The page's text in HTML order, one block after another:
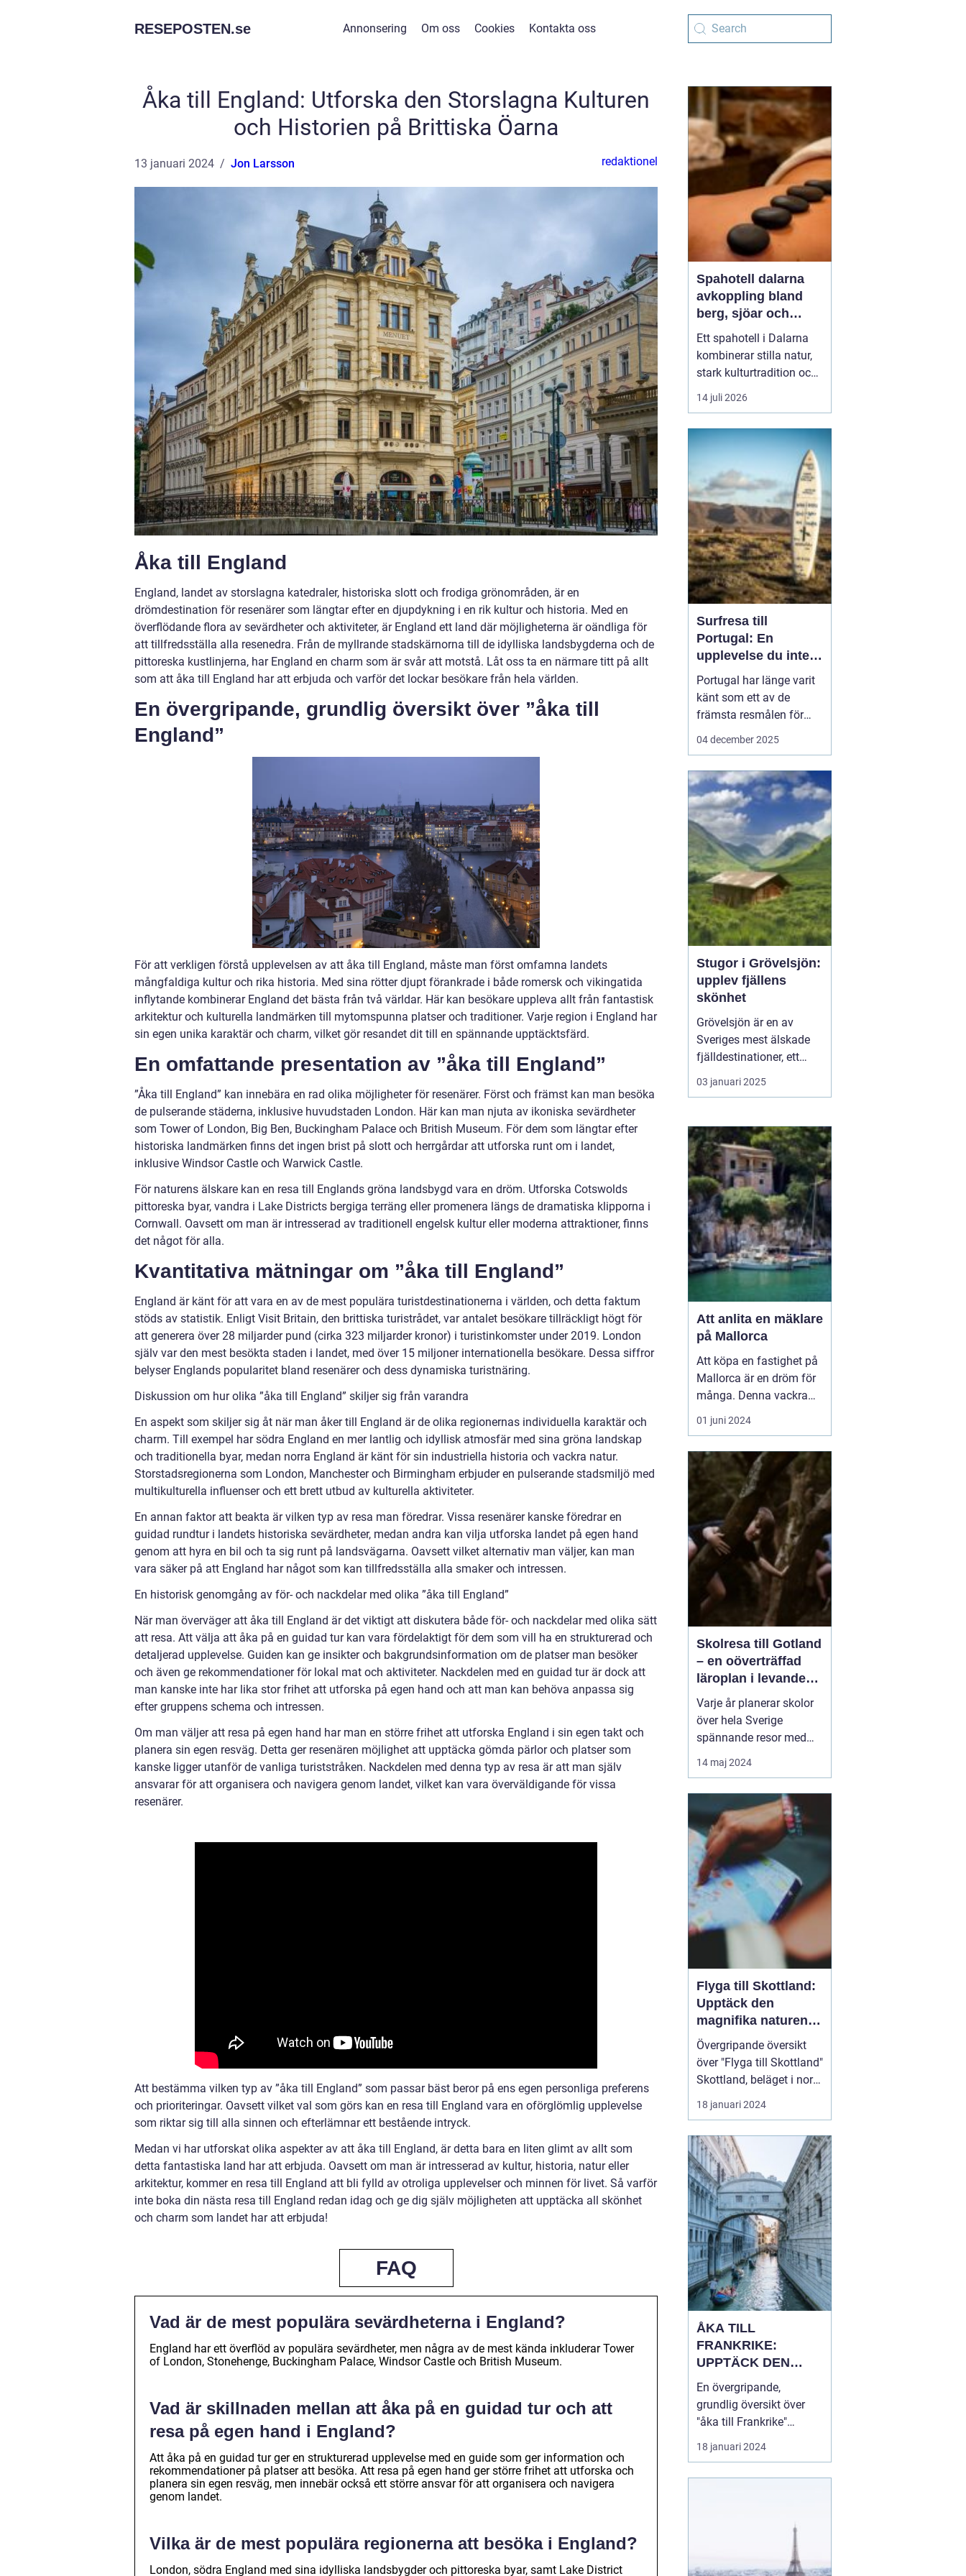
RESEPOSTEN.se Annonsering Om oss Cookies Kontakta oss
Åka till England: Utforska den Storslagna Kulturen
och Historien på Brittiska Öarna
13 januari 2024 Jon Larsson redaktionel
Åka till England
England, landet av storslagna katedraler, historiska slott och frodiga grönområden, är en
drömdestination för resenärer som längtar efter en djupdykning i en rik kultur och historia. Med en
överflödande flora av sevärdheter och aktiviteter, är England ett land där möjligheterna är oändliga för
att tillfredsställa alla resenedra. Från de myllrande stadskärnorna till de idylliska landsbygderna och de
pittoreska kustlinjerna, har England en charm som är svår att motstå. Låt oss ta en närmare titt på allt
som att åka till England har att erbjuda och varför det lockar besökare från hela världen.
En övergripande, grundlig översikt över ”åka till
England”
För att verkligen förstå upplevelsen av att åka till England, måste man först omfamna landets
mångfaldiga kultur och rika historia. Med sina rötter djupt förankrade i både romersk och vikingatida
inflytande kombinerar England det bästa från två världar. Här kan besökare uppleva allt från fantastisk
arkitektur och kulturella landmärken till mytomspunna platser och traditioner. Varje region i England har
sin egen unika karaktär och charm, vilket gör resandet dit till en spännande upptäcktsfärd.
En omfattande presentation av ”åka till England”
”Åka till England” kan innebära en rad olika möjligheter för resenärer. Först och främst kan man besöka
de pulserande städerna, inklusive huvudstaden London. Här kan man njuta av ikoniska sevärdheter
som Tower of London, Big Ben, Buckingham Palace och British Museum. För dem som längtar efter
historiska landmärken finns det ingen brist på slott och herrgårdar att utforska runt om i landet,
inklusive Windsor Castle och Warwick Castle.
För naturens älskare kan en resa till Englands gröna landsbygd vara en dröm. Utforska Cotswolds
pittoreska byar, vandra i Lake Districts bergiga terräng eller promenera längs de dramatiska klipporna i
Cornwall. Oavsett om man är intresserad av traditionell engelsk kultur eller moderna attraktioner, finns
det något för alla.
Kvantitativa mätningar om ”åka till England”
England är känt för att vara en av de mest populära turistdestinationerna i världen, och detta faktum
stöds av statistik. Enligt Visit Britain, den brittiska turistrådet, var antalet besökare tillräckligt högt för
att generera över 28 miljarder pund (cirka 323 miljarder kronor) i turistinkomster under 2019. London
själv var den mest besökta staden i landet, med över 15 miljoner internationella besökare. Dessa siffror
belyser Englands popularitet bland resenärer och dess dynamiska turistnäring.
Diskussion om hur olika ”åka till England” skiljer sig från varandra
En aspekt som skiljer sig åt när man åker till England är de olika regionernas individuella karaktär och
charm. Till exempel har södra England en mer lantlig och idyllisk atmosfär med sina gröna landskap
och traditionella byar, medan norra England är känt för sin industriella historia och vackra natur.
Storstadsregionerna som London, Manchester och Birmingham erbjuder en pulserande stadsmiljö med
multikulturella influenser och ett brett utbud av kulturella aktiviteter.
En annan faktor att beakta är vilken typ av resa man föredrar. Vissa resenärer kanske föredrar en
guidad rundtur i landets historiska sevärdheter, medan andra kan vilja utforska landet på egen hand
genom att hyra en bil och ta sig runt på landsvägarna. Oavsett vilket alternativ man väljer, kan man
vara säker på att England har något som kan tillfredsställa alla smaker och intressen.
En historisk genomgång av för- och nackdelar med olika ”åka till England”
När man överväger att åka till England är det viktigt att diskutera både för- och nackdelar med olika sätt
att resa. Att välja att åka på en guidad tur kan vara fördelaktigt för dem som vill ha en strukturerad och
detaljerad upplevelse. Guiden kan ge insikter och bakgrundsinformation om de platser man besöker
och även ge rekommendationer för lokal mat och aktiviteter. Nackdelen med en guidad tur är dock att
man kanske inte har lika stor frihet att utforska på egen hand och att man kan behöva anpassa sig
efter gruppens schema och intressen.
Om man väljer att resa på egen hand har man en större frihet att utforska England i sin egen takt och
planera sin egen resväg. Detta ger resenären möjlighet att upptäcka gömda pärlor och platser som
kanske ligger utanför de vanliga turiststråken. Nackdelen med denna typ av resa är att man själv
ansvarar för att organisera och navigera genom landet, vilket kan vara överväldigande för vissa
resenärer.
Att bestämma vilken typ av ”åka till England” som passar bäst beror på ens egen personliga preferens
och prioriteringar. Oavsett vilket val som görs kan en resa till England vara en oförglömlig upplevelse
som riktar sig till alla sinnen och efterlämnar ett bestående intryck.
Medan vi har utforskat olika aspekter av att åka till England, är detta bara en liten glimt av allt som
detta fantastiska land har att erbjuda. Oavsett om man är intresserad av kultur, historia, natur eller
arkitektur, kommer en resa till England att bli fylld av otroliga upplevelser och minnen för livet. Så varför
inte boka din nästa resa till England redan idag och ge dig själv möjligheten att upptäcka all skönhet
och charm som landet har att erbjuda!
FAQ
Vad är de mest populära sevärdheterna i England?
England har ett överflöd av populära sevärdheter, men några av de mest kända inkluderar Tower
of London, Stonehenge, Buckingham Palace, Windsor Castle och British Museum.
Vad är skillnaden mellan att åka på en guidad tur och att
resa på egen hand i England?
Att åka på en guidad tur ger en strukturerad upplevelse med en guide som ger information och
rekommendationer på platser att besöka. Att resa på egen hand ger större frihet att utforska och
planera sin egen resväg, men innebär också ett större ansvar för att organisera och navigera
genom landet.
Vilka är de mest populära regionerna att besöka i England?
London, södra England med sina idylliska landsbygder och pittoreska byar, samt Lake District
Spahotell dalarna
avkoppling bland
berg, sjöar och
historia
Ett spahotell i Dalarna
kombinerar stilla natur,
stark kulturtradition och
omtänksam service.
Många som reser hit
varmt bad. De vill andas
ut, sova gott, äta
vällagad mat och
samtidigt känna en
tydlig känsla av plats
doften av ...
14 juli 2026
Surfresa till
Portugal: En
upplevelse du inte
vill missa
Portugal har länge varit
känt som ett av de
främsta resmålen för
surfentusiaster. Landets
klimat och en
avslappnad atmosfär,
vilket gör det till en
idealisk ...
04 december 2025
Stugor i Grövelsjön:
upplev fjällens
skönhet
Grövelsjön är en av
Sveriges mest älskade
fjälldestinationer, ett
område som lockar
besökare året runt tack
skönhet och sitt breda
utbud av
friluftsaktiviteter. Med
sin rogivande och s...
03 januari 2025
Att anlita en mäklare
på Mallorca
Att köpa en fastighet på
Mallorca är en dröm för
många. Denna vackra
medelhavsö erbjuder ett
fantastiskt klimat,
och en rik kultur. För att
navigera den lokala
fastighetsmarknaden p...
01 juni 2024
Skolresa till Gotland
– en oöverträffad
läroplan i levande
historia
Varje år planerar skolor
över hela Sverige
spännande resor med
pedagogiska inslag, där
målet är att berika
utanför klassrummets
fyra väggar. Gotland står
ut som en av de mest
attr...
14 maj 2024
Flyga till Skottland:
Upptäck den
magnifika naturen
och rika historien
Övergripande översikt
över "Flyga till Skottland"
Skottland, beläget i norra
delen av Storbritannien,
har länge fascinerat
spektakulära natur,
historiska sevärdheter
och unika kultur. Att
flyga till Skottland är ett
populärt val fö...
18 januari 2024
ÅKA TILL
FRANKRIKE:
UPPTÄCK DEN
MÅNGFALDIGA
SKÖNHETEN
En övergripande,
grundlig översikt över
"åka till Frankrike"
Franska republiken, känt
som Frankrike, lockar
turistdestinationerna i
världen har Frankrike en
18 januari 2024